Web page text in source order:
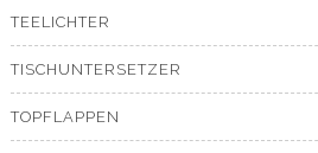
TEELICHTER
TISCHUNTERSETZER
TOPFLAPPEN